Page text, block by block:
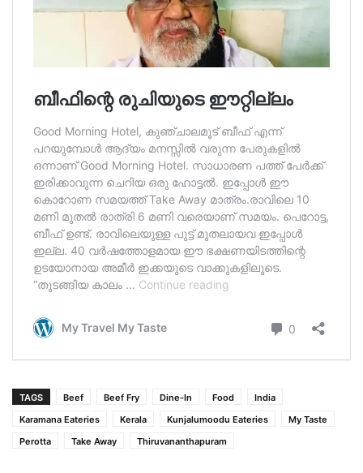
TAGS Beef Beef Fry Dine-In Food
India
Karamana Eateries
Kerala Kunjalumoodu Eateries
My Taste
Perotta
Take Away Thiruvananthapuram